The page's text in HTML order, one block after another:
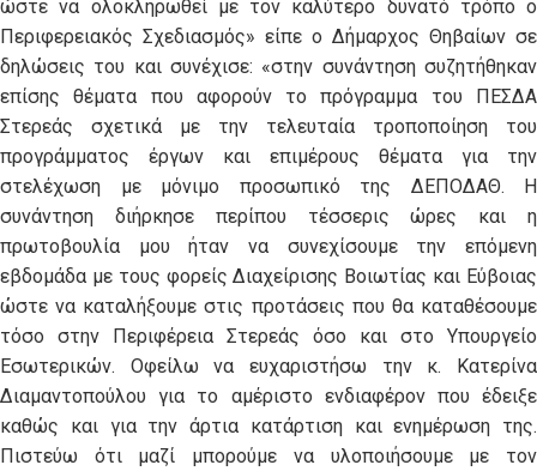
ώστε να ολοκληρωθεί με τον καλύτερο δυνατό τρόπο ο
Περιφερειακός Σχεδιασμός» είπε ο Δήμαρχος Θηβαίων σε
δηλώσεις του και συνέχισε: «στην συνάντηση συζητήθηκαν
επίσης θέματα που αφορούν το πρόγραμμα του ΠΕΣΔΑ
Στερεάς σχετικά με την τελευταία τροποποίηση του
προγράμματος έργων και επιμέρους θέματα για την
στελέχωση με μόνιμο προσωπικό της ΔΕΠΟΔΑΘ. Η
συνάντηση διήρκησε περίπου τέσσερις ώρες και η
πρωτοβουλία μου ήταν να συνεχίσουμε την επόμενη
εβδομάδα με τους φορείς Διαχείρισης Βοιωτίας και Εύβοιας
ώστε να καταλήξουμε στις προτάσεις που θα καταθέσουμε
τόσο στην Περιφέρεια Στερεάς όσο και στο Υπουργείο
Εσωτερικών. Οφείλω να ευχαριστήσω την κ. Κατερίνα
Διαμαντοπούλου για το αμέριστο ενδιαφέρον που έδειξε
καθώς και για την άρτια κατάρτιση και ενημέρωση της.
Πιστεύω ότι μαζί μπορούμε να υλοποιήσουμε με τον